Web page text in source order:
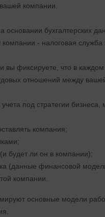
компании.
основании бухгалтерских
компании - налоговая
вы фиксируете, что в
отношений между
под стратегии
компания;
будет ли он в компании);
(данные финансовой
компании.
основные модели